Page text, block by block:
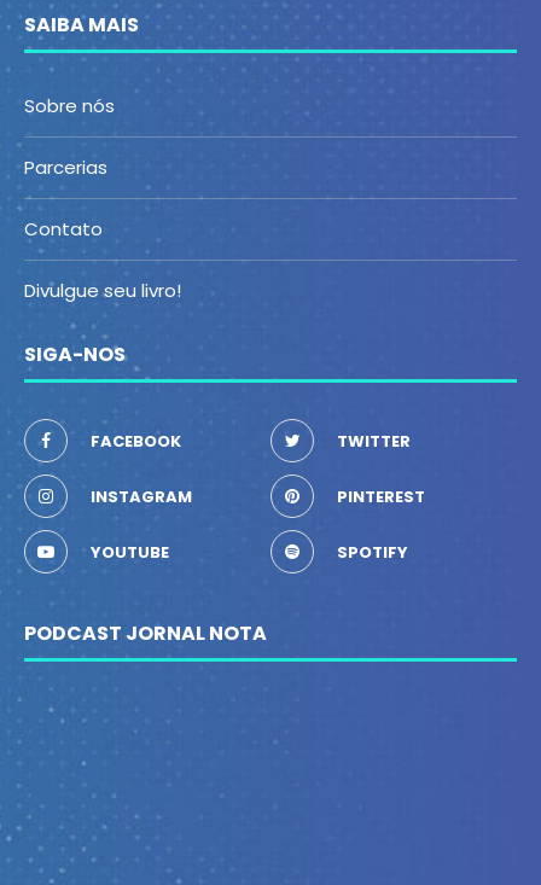
SAIBA MAIS
Sobre nós
Parcerias
Contato
Divulgue seu livro!
SIGA-NOS
FACEBOOK TWITTER
INSTAGRAM PINTEREST
YOUTUBE SPOTIFY
PODCAST JORNAL NOTA